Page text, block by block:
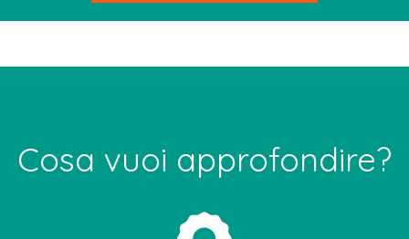
Cosa vuoi approfondire?